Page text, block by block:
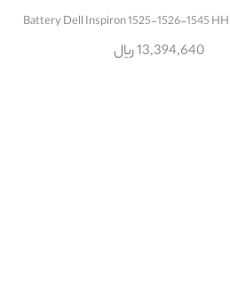
13,394,640 ریال